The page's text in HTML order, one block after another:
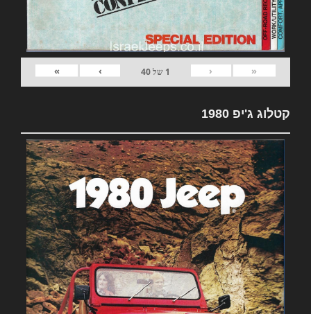
«
‹
1 של40
›
»
קטלוג ג'יפ 1980